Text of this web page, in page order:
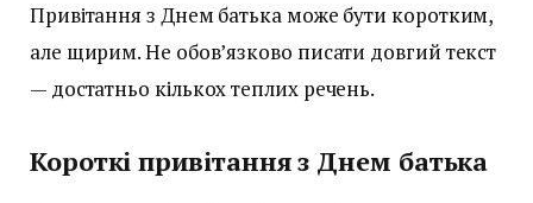
Привітання з Днем батька може бути коротким,
але щирим. Не обов’язково писати довгий текст
— достатньо кількох теплих речень.
Короткі привітання з Днем батька